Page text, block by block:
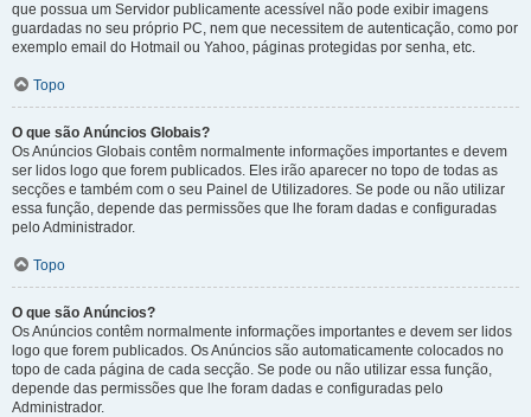
que possua um Servidor publicamente acessível não pode exibir imagens
guardadas no seu próprio PC, nem que necessitem de autenticação, como por
exemplo email do Hotmail ou Yahoo, páginas protegidas por senha, etc.
Topo
O que são Anúncios Globais?
Os Anúncios Globais contêm normalmente informações importantes e devem
ser lidos logo que forem publicados. Eles irão aparecer no topo de todas as
secções e também com o seu Painel de Utilizadores. Se pode ou não utilizar
essa função, depende das permissões que lhe foram dadas e configuradas
pelo Administrador.
Topo
O que são Anúncios?
Os Anúncios contêm normalmente informações importantes e devem ser lidos
logo que forem publicados. Os Anúncios são automaticamente colocados no
topo de cada página de cada secção. Se pode ou não utilizar essa função,
depende das permissões que lhe foram dadas e configuradas pelo
Administrador.